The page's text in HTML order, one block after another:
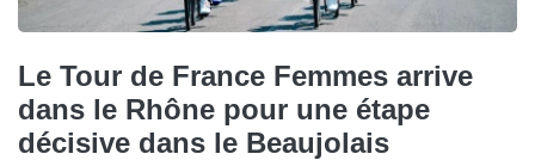
Le Tour de France Femmes arrive
dans le Rhône pour une étape
décisive dans le Beaujolais